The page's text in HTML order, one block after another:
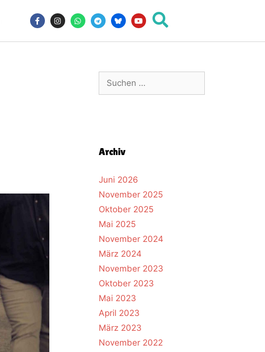
Archiv
Juni 2026
November 2025
Oktober 2025
Mai 2025
November 2024
März 2024
November 2023
Oktober 2023
Mai 2023
April 2023
März 2023
November 2022